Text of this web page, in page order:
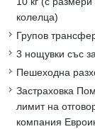
колелца)
Групов
3 нощувки със
Пешеходна
Застраховка
лимит на
компания